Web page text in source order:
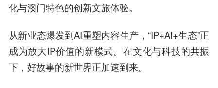
化与澳门特色的创新文旅体验。
从新业态爆发到AI重塑内容生产，“IP+AI+生态”正
成为放大IP价值的新模式。在文化与科技的共振
下，好故事的新世界正加速到来。